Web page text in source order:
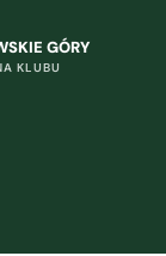
GÓRY
KLUBU